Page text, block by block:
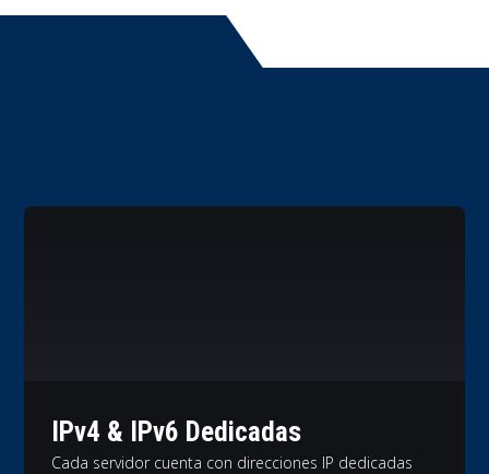
IPv4 & IPv6 Dedicadas
Cada servidor cuenta con direcciones IP dedicadas